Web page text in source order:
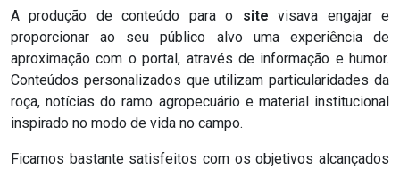
A produção de conteúdo para o site visava engajar e
proporcionar ao seu público alvo uma experiência de
aproximação com o portal, através de informação e humor.
Conteúdos personalizados que utilizam particularidades da
roça, notícias do ramo agropecuário e material institucional
inspirado no modo de vida no campo.
Ficamos bastante satisfeitos com os objetivos alcançados